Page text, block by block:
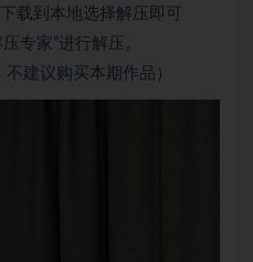
载到本地选择解压即可
专家”进行解压。
建议购买本期作品）